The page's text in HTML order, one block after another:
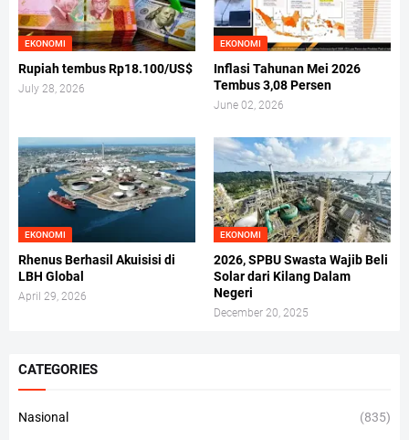
EKONOMI
Rupiah tembus Rp18.100/US$
July 28, 2026
EKONOMI
Inflasi Tahunan Mei 2026
Tembus 3,08 Persen
June 02, 2026
EKONOMI
Rhenus Berhasil Akuisisi di
LBH Global
April 29, 2026
EKONOMI
2026, SPBU Swasta Wajib Beli
Solar dari Kilang Dalam
Negeri
December 20, 2025
CATEGORIES
Nasional (835)